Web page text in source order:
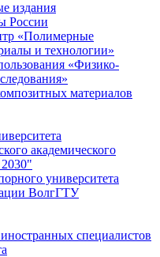
издания
России
«Полимерные
и технологии»
«Физико-
материалов
академического
университета
ВолгГТУ
специалистов